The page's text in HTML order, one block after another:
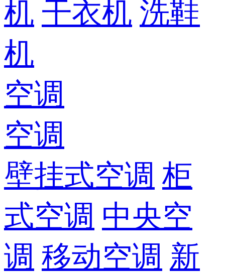
机 干衣机 洗鞋
机
空调
空调
壁挂式空调 柜
式空调 中央空
调 移动空调 新